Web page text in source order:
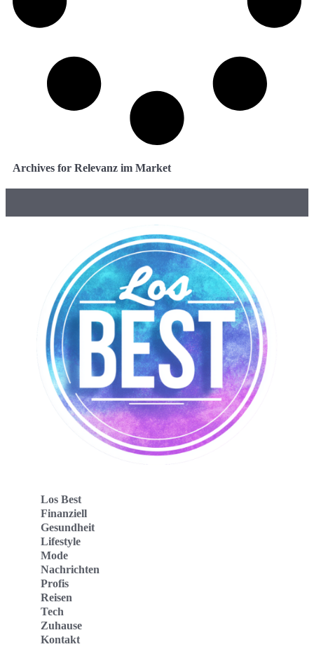
Archives for Relevanz im Market
Los Best
Finanziell
Gesundheit
Lifestyle
Mode
Nachrichten
Profis
Reisen
Tech
Zuhause
Kontakt